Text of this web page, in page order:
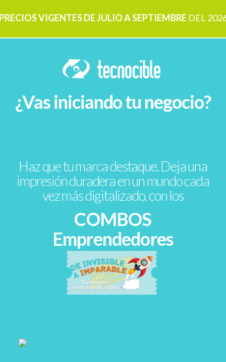
VIGENTES DE JULIO A SEPTIEMBRE DEL
¿Vas iniciando tu negocio?
Haz que tu marca destaque. Deja una
impresión duradera en un mundo cada
vez más digitalizado, con los
COMBOS
Emprendedores